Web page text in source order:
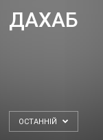
ДАХАБ
ОСТАННІЙ